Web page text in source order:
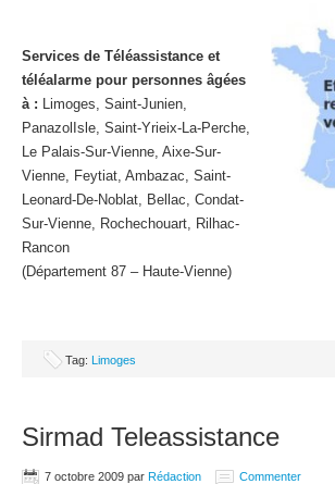
Services de Téléassistance et
téléalarme pour personnes âgées
à : Limoges, Saint-Junien,
PanazolIsle, Saint-Yrieix-La-Perche,
Le Palais-Sur-Vienne, Aixe-Sur-
Vienne, Feytiat, Ambazac, Saint-
Leonard-De-Noblat, Bellac, Condat-
Sur-Vienne, Rochechouart, Rilhac-
Rancon
(Département 87 – Haute-Vienne)
Tag: Limoges
Sirmad Teleassistance
7 octobre 2009 par Rédaction Commenter